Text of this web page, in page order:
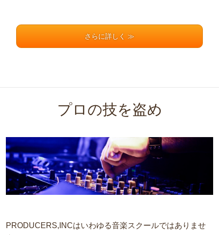
さらに詳しく ≫
プロの技を盗め
PRODUCERS,INCはいわゆる音楽スクールではありませ